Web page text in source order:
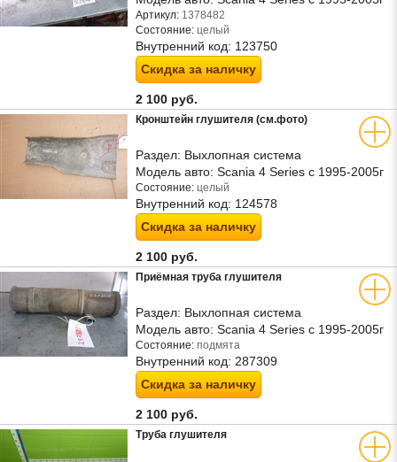
Артикул: 1378482
Состояние: целый
Внутренний код: 123750
Скидка за наличку
2 100 руб.
Кронштейн глушителя (см.фото)
Раздел: Выхлопная система
Модель авто: Scania 4 Series с 1995-2005г
Состояние: целый
Внутренний код: 124578
Скидка за наличку
2 100 руб.
Приёмная труба глушителя
Раздел: Выхлопная система
Модель авто: Scania 4 Series с 1995-2005г
Состояние: подмята
Внутренний код: 287309
Скидка за наличку
2 100 руб.
Труба глушителя